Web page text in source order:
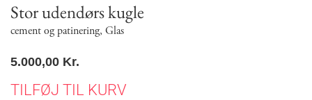
Stor udendørs kugle
cement og patinering, Glas
5.000,00 Kr.
TILFØJ TIL KURV